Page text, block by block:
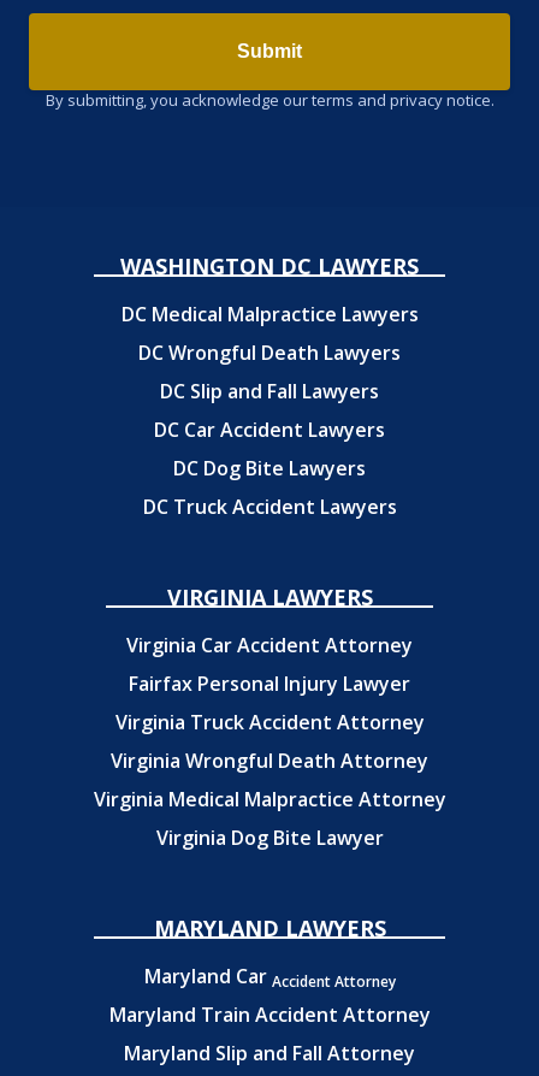
Submit
By submitting, you acknowledge our terms and privacy notice.
WASHINGTON DC LAWYERS
DC Medical Malpractice Lawyers
DC Wrongful Death Lawyers
DC Slip and Fall Lawyers
DC Car Accident Lawyers
DC Dog Bite Lawyers
DC Truck Accident Lawyers
VIRGINIA LAWYERS
Virginia Car Accident Attorney
Fairfax Personal Injury Lawyer
Virginia Truck Accident Attorney
Virginia Wrongful Death Attorney
Virginia Medical Malpractice Attorney
Virginia Dog Bite Lawyer
MARYLAND LAWYERS
Maryland Car Accident Attorney
Maryland Train Accident Attorney
Maryland Slip and Fall Attorney